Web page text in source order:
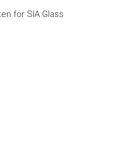
för SIA Glass